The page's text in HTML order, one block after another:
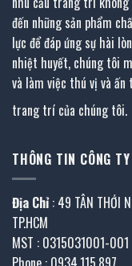
đến những sản phẩm
lực để đáp ứng sự hài
nhiệt huyết, chúng tôi
và làm việc thú vị và ấn
trang trí của chúng tôi.
THÔNG TIN CÔNG TY
Địa Chỉ : 49 TÂN THỚI
TP.HCM
MST : 0315031001-001